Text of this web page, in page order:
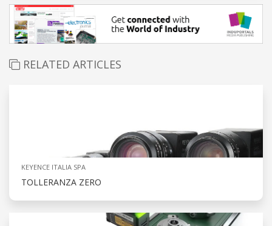
RELATED ARTICLES
KEYENCE ITALIA SPA
TOLLERANZA ZERO